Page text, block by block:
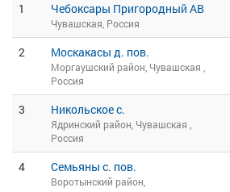
1
Чебоксары Пригородный АВ
Чувашская, Россия
2 Москакасы д. пов.
Моргаушский район, Чувашская ,
Россия
3 Никольское с.
Ядринский район, Чувашская ,
Россия
4 Семьяны с. пов.
Воротынский район,